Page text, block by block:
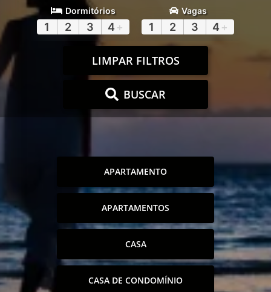
Dormitórios
1 2 3 4 +
Vagas
1 2 3 4 +
LIMPAR FILTROS
BUSCAR
APARTAMENTO
APARTAMENTOS
CASA
CASA DE CONDOMÍNIO